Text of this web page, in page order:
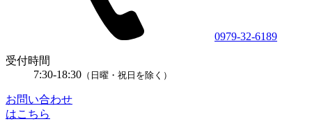
0979-32-6189
受付時間
7:30-18:30 （日曜・祝日を除く）
お問い合わせ
はこちら